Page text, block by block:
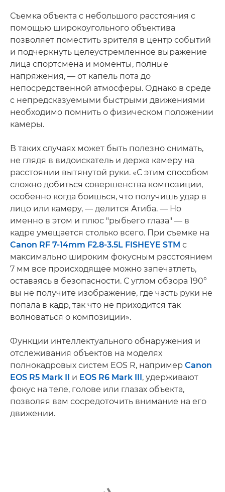
Съемка объекта с небольшого расстояния с
помощью широкоугольного объектива
позволяет поместить зрителя в центр событий
и подчеркнуть целеустремленное выражение
лица спортсмена и моменты, полные
напряжения, — от капель пота до
непосредственной атмосферы. Однако в среде
с непредсказуемыми быстрыми движениями
необходимо помнить о физическом положении
камеры.
В таких случаях может быть полезно снимать,
не глядя в видоискатель и держа камеру на
расстоянии вытянутой руки. «С этим способом
сложно добиться совершенства композиции,
особенно когда боишься, что получишь удар в
лицо или камеру, — делится Атиба. — Но
именно в этом и плюс "рыбьего глаза" — в
кадре умещается столько всего. При съемке на
Canon RF 7-14mm F2.8-3.5L FISHEYE STM с
максимально широким фокусным расстоянием
7 мм все происходящее можно запечатлеть,
оставаясь в безопасности. С углом обзора 190°
вы не получите изображение, где часть руки не
попала в кадр, так что не приходится так
волноваться о композиции».
Функции интеллектуального обнаружения и
отслеживания объектов на моделях
полнокадровых систем EOS R, например Canon
EOS R5 Mark II
и EOS R6 Mark III , удерживают
фокус на теле, голове или глазах объекта,
позволяя вам сосредоточить внимание на его
движении.